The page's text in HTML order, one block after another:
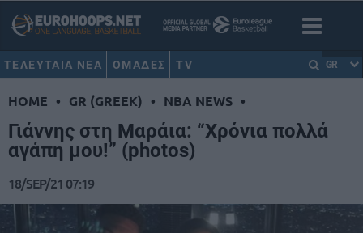
ΤΕΛΕΥΤΑΙΑ ΝΕΑ ΟΜΑΔΕΣ TV GR
HOME • GR (GREEK) • NBA NEWS •
Γιάννης στη Μαράια: “Χρόνια πολλά
αγάπη μου!” (photos)
18/SEP/21 07:19